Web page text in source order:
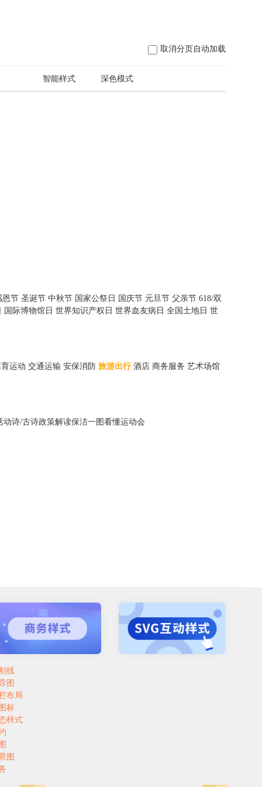
取消分页自动加载
智能样式 深色模式
恩节 圣诞节 中秋节 国家公祭日 国庆节 元旦节 父亲节 618/双
国际博物馆日 世界知识产权日 世界血友病日 全国土地日 世
运动 交通运输 安保消防 旅游出行 酒店 商务服务 艺术场馆
动诗/古诗政策解读保洁一图看懂运动会
线
图
布局
标
样式
图